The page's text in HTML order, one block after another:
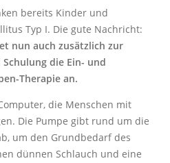
bereits Kinder und
Typ I. Die gute Nachricht:
nun auch zusätzlich zur
die Ein- und
Therapie an.
die Menschen mit
Die Pumpe gibt rund um die
um den Grundbedarf des
dünnen Schlauch und eine